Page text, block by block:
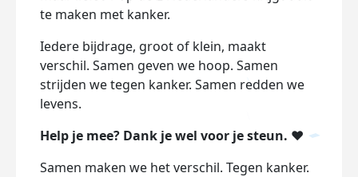
te maken met kanker.
Iedere bijdrage, groot of klein, maakt
verschil. Samen geven we hoop. Samen
strijden we tegen kanker. Samen redden we
levens.
Help je mee? Dank je wel voor je steun. ❤️
Samen maken we het verschil. Tegen kanker.